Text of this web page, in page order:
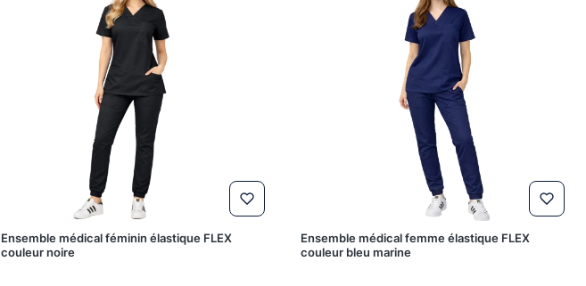
Ensemble médical féminin élastique FLEX
couleur noire
Ensemble médical femme élastique FLEX
couleur bleu marine